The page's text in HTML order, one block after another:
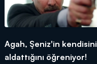
Agah, Şeniz'in kendisini
aldattığını öğreniyor!